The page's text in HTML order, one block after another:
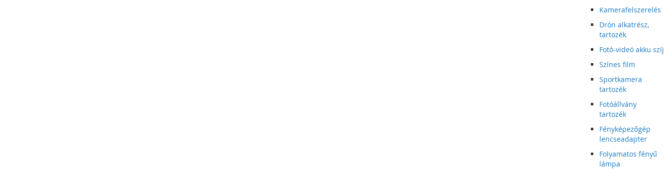
Kamerafelszerelés
Drón alkatrész,
tartozék
Fotó-videó akku szíj
Színes film
Sportkamera
tartozék
Fotóállvány
tartozék
Fényképezőgép
lencseadapter
Folyamatos fényű
lámpa